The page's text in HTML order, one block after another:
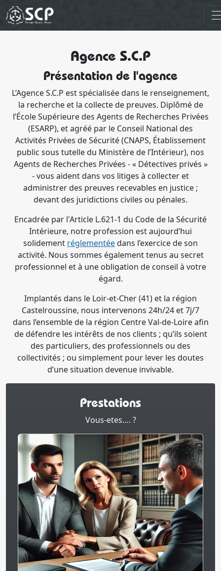
Agence S.C.P
Présentation de l'agence
L’Agence S.C.P est spécialisée dans le renseignement,
la recherche et la collecte de preuves. Diplômé de
l’École Supérieure des Agents de Recherches Privées
(ESARP), et agréé par le Conseil National des
Activités Privées de Sécurité (CNAPS, Établissement
public sous tutelle du Ministère de l’Intérieur), nos
Agents de Recherches Privées - « Détectives privés »
- vous aident dans vos litiges à collecter et
administrer des preuves recevables en justice ;
devant des juridictions civiles ou pénales.
Encadrée par l'Article L.621-1 du Code de la Sécurité
Intérieure, notre profession est aujourd’hui
solidement réglementéedans l’exercice de son
activité. Nous sommes également tenus au secret
professionnel et à une obligation de conseil à votre
égard.
Implantés dans le Loir-et-Cher (41) et la région
Castelroussine, nous intervenons 24h/24 et 7j/7
dans l’ensemble de la région Centre Val-de-Loire afin
de défendre les intérêts de nos clients ; qu’ils soient
des particuliers, des professionnels ou des
collectivités ; ou simplement pour lever les doutes
d’une situation devenue invivable.
Prestations
Vous-etes…. ?